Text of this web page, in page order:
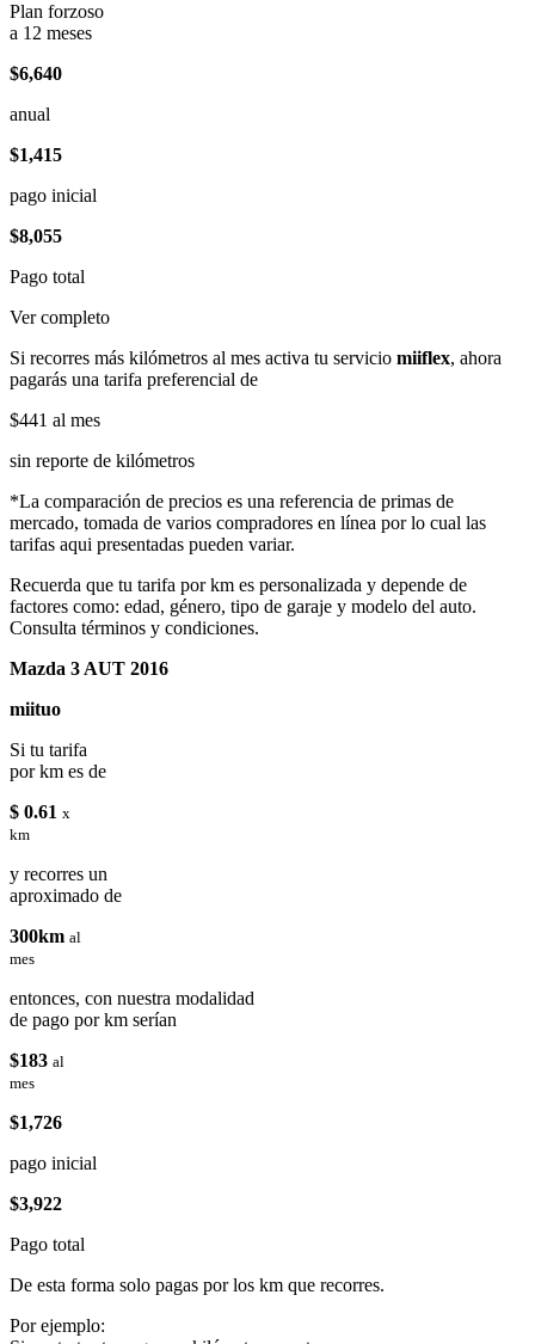
Plan forzoso
a 12 meses
$6,640
anual
$1,415
pago inicial
$8,055
Pago total
Ver completo
Si recorres más kilómetros al mes activa tu servicio miiflex, ahora
pagarás una tarifa preferencial de
$441 al mes
sin reporte de kilómetros
*La comparación de precios es una referencia de primas de
mercado, tomada de varios compradores en línea por lo cual las
tarifas aqui presentadas pueden variar.
Recuerda que tu tarifa por km es personalizada y depende de
factores como: edad, género, tipo de garaje y modelo del auto.
Consulta términos y condiciones.
Mazda 3 AUT 2016
miituo
Si tu tarifa
por km es de
$ 0.61 x
km
y recorres un
aproximado de
300km al
mes
entonces, con nuestra modalidad
de pago por km serían
$183 al
mes
$1,726
pago inicial
$3,922
Pago total
De esta forma solo pagas por los km que recorres.
Por ejemplo: